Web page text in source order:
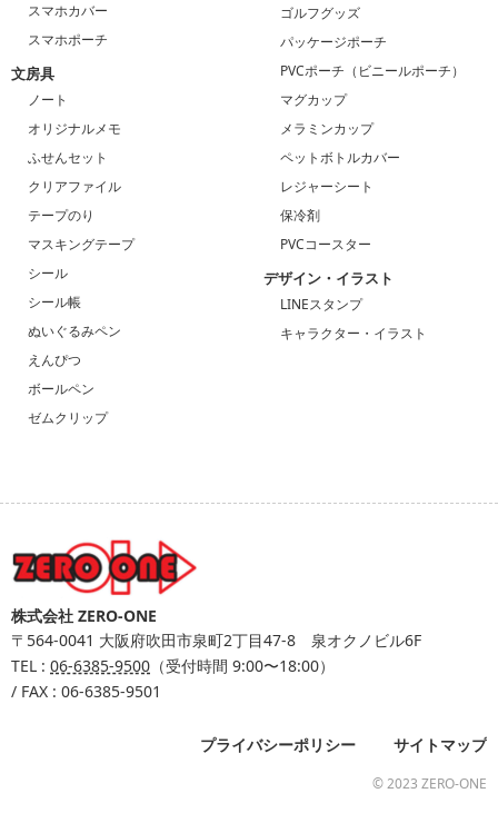
スマホカバー
スマホポーチ
文房具
ノート
オリジナルメモ
ふせんセット
クリアファイル
テープのり
マスキングテープ
シール
シール帳
ぬいぐるみペン
えんぴつ
ボールペン
ゼムクリップ
ゴルフグッズ
パッケージポーチ
PVCポーチ（ビニールポーチ）
マグカップ
メラミンカップ
ペットボトルカバー
レジャーシート
保冷剤
PVCコースター
デザイン・イラスト
LINEスタンプ
キャラクター・イラスト
株式会社 ZERO-ONE
〒564-0041 大阪府吹田市泉町2丁目47-8 泉オクノビル6F
TEL : 06-6385-9500 （受付時間 9:00〜18:00）
/ FAX : 06-6385-9501
プライバシーポリシー サイトマップ
© 2023 ZERO-ONE